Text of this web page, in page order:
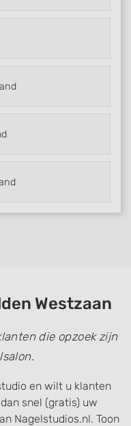
Westzaan
die opzoek zijn
en wilt u klanten
snel (gratis) uw
Nagelstudios.nl. Toon